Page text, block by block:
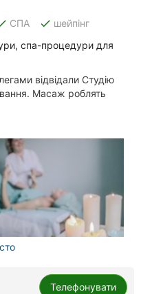
СПА done шейпінг
спа-процедури для
відвідали Студію
Масаж роблять
Телефонувати